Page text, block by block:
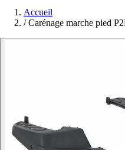
Accueil
/ Carénage marche pied